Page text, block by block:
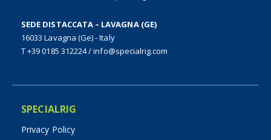
SEDE DISTACCATA – LAVAGNA (GE)
16033 Lavagna (Ge) - Italy
T +39 0185 312224/info@specialrig.com
SPECIALRIG
Privacy Policy